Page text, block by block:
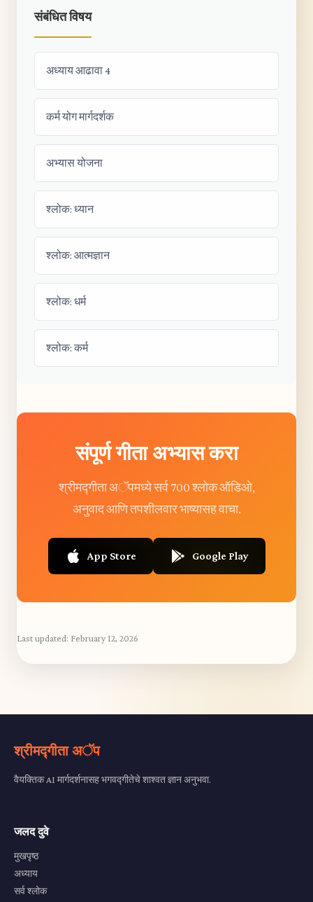
संबंधित विषय
अध्याय आढावा 4
कर्म योग मार्गदर्शक
अभ्यास योजना
श्लोक: ध्यान
श्लोक: आत्मज्ञान
श्लोक: धर्म
श्लोक: कर्म
संपूर्ण गीता अभ्यास करा
श्रीमद्गीता अॅपमध्ये सर्व 700 श्लोक ऑडिओ,
अनुवाद आणि तपशीलवार भाष्यासह वाचा.
App Store Google Play
Last updated: February 12, 2026
श्रीमद्गीता अॅप
वैयक्तिक AI मार्गदर्शनासह भगवद्गीतेचे शाश्वत ज्ञान अनुभवा.
जलद दुवे
मुखपृष्ठ
अध्याय
सर्व श्लोक